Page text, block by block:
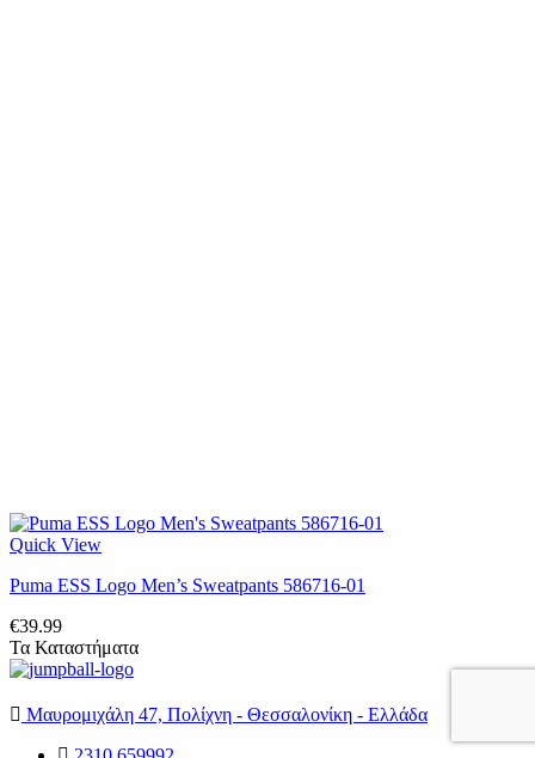
Quick View
Puma ESS Logo Men’s Sweatpants 586716-01
€39.99
Τα Καταστήματα
Μαυρομιχάλη 47, Πολίχνη - Θεσσαλονίκη - Ελλάδα